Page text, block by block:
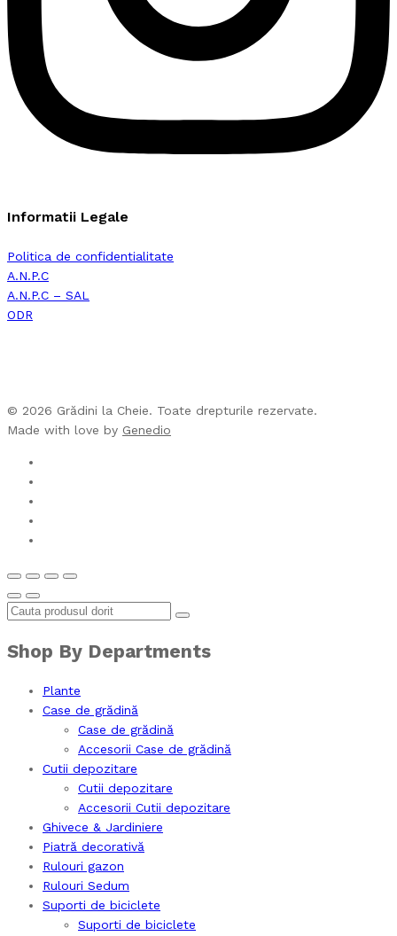
Informatii Legale
Politica de confidentialitate
A.N.P.C
A.N.P.C – SAL
ODR
© 2026 Grădini la Cheie. Toate drepturile rezervate.
Made with love by Genedio
Shop By Departments
Plante
Case de grădină
Case de grădină
Accesorii Case de grădină
Cutii depozitare
Cutii depozitare
Accesorii Cutii depozitare
Ghivece & Jardiniere
Piatră decorativă
Rulouri gazon
Rulouri Sedum
Suporti de biciclete
Suporti de biciclete